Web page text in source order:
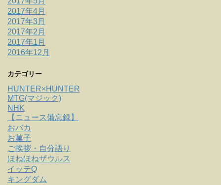
2017年4月
2017年3月
2017年2月
2017年1月
2016年12月
カテゴリー
HUNTER×HUNTER
MTG(マジック)
NHK
【ニュース備忘録】
おバカ
お菓子
ご挨拶・自分語り
ほねほねザウルス
イッテQ
キングダム